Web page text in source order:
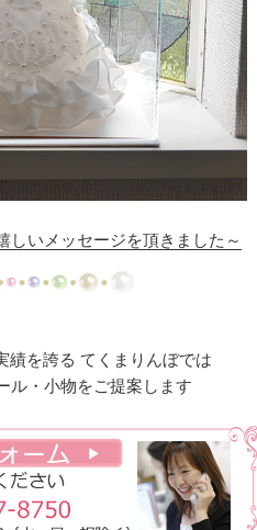
ススカートのオーバード
ンジーレースの華やかベ
とベビーヘッドリボン
使いのベビードレス＆ス
ベスト＆オーバースカー
トリーなレース使いのミ
しいメッセージを頂きました～
績を誇る てくまりんぼでは
ル・小物をご提案します